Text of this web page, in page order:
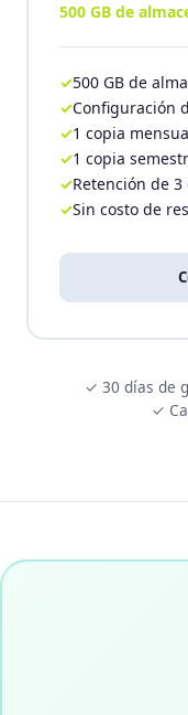
500 GB de
500 GB de
Configuración
1 copia
1 copia
Retención de
Sin costo de
✓ 30 días de
✓